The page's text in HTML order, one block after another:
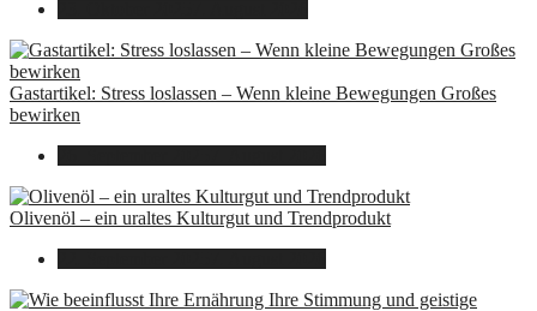
Gastartikel: Stress loslassen – Wenn kleine Bewegungen Großes
bewirken
Olivenöl – ein uraltes Kulturgut und Trendprodukt